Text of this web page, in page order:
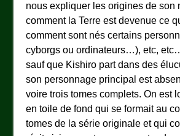
nous expliquer les origines de son
comment la Terre est devenue ce
comment sont nés certains
cyborgs ou ordinateurs…), etc,
sauf que Kishiro part dans des
son personnage principal est
voire trois tomes complets. On est
en toile de fond qui se formait au
tomes de la série originale et qui